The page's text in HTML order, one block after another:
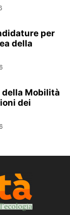
per
della
della Mobilità
dei